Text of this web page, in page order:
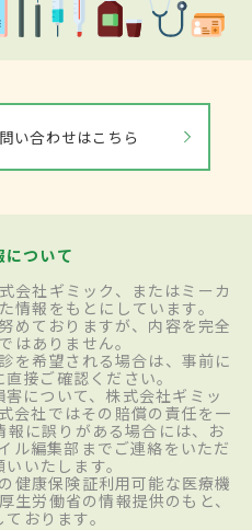
い合わせはこちら
について
会社ギミック、またはミーカ
情報をもとにしています。
めておりますが、内容を完全
はありません。
を希望される場合は、事前に
接ご確認ください。
について、株式会社ギミッ
会社ではその賠償の責任を一
に誤りがある場合には、お
ル編集部までご連絡をいただ
いたします。
健康保険証利用可能な医療機
生労働省の情報提供のもと、
おります。